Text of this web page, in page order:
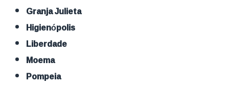
Granja Julieta
Higienópolis
Liberdade
Moema
Pompeia